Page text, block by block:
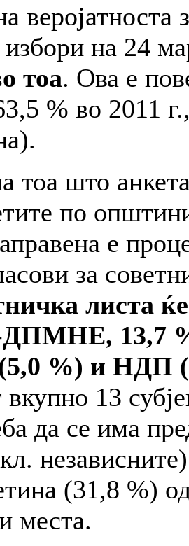
веројатноста
избори на 24
тоа. Ова е
% во 2011
тоа што
по
е
за
листа
13,7
%) и НДП
вкупно 13
да се има
(31,8 %)
места.